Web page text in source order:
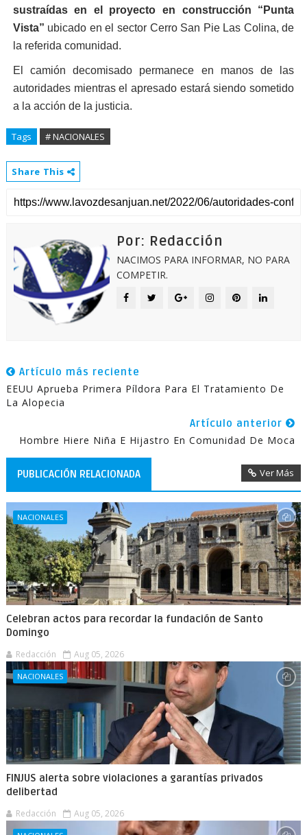
sustraídas en el proyecto en construcción “Punta
Vista” ubicado en el sector Cerro San Pie Las Colina, de
la referida comunidad.
El camión decomisado permanece en manos de las
autoridades mientras el apresado estará siendo sometido
a la acción de la justicia.
Tags # NACIONALES
Share This
Por: Redacción
NACIMOS PARA INFORMAR, NO PARA
COMPETIR.
Artículo más reciente
EEUU Aprueba Primera Píldora Para El Tratamiento De
La Alopecia
Artículo anterior
Hombre Hiere Niña E Hijastro En Comunidad De Moca
PUBLICACIÓN RELACIONADA Ver Más
NACIONALES
Celebran actos para recordar la fundación de Santo
Domingo
Redacción Aug 05, 2026
NACIONALES
FINJUS alerta sobre violaciones a garantías privados
delibertad
Redacción Aug 05, 2026